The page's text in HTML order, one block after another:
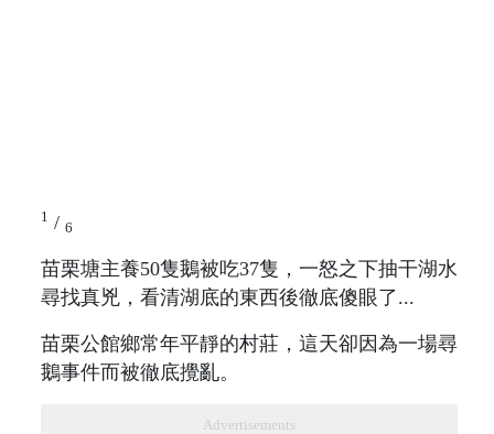
1 / 6
苗栗塘主養50隻鵝被吃37隻，一怒之下抽干湖水
尋找真兇，看清湖底的東西後徹底傻眼了...
苗栗公館鄉常年平靜的村莊，這天卻因為一場尋
鵝事件而被徹底攪亂。
Advertisements